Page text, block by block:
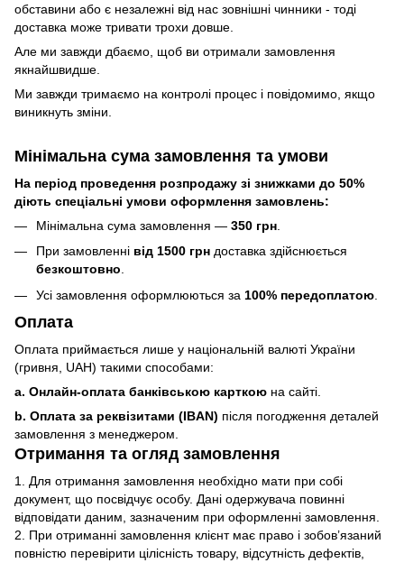
обставини або є незалежні від нас зовнішні чинники - тоді
доставка може тривати трохи довше.
Але ми завжди дбаємо, щоб ви отримали замовлення
якнайшвидше.
Ми завжди тримаємо на контролі процес і повідомимо, якщо
виникнуть зміни.
Мінімальна сума замовлення та умови
На період проведення розпродажу зі знижками до 50%
діють спеціальні умови оформлення замовлень:
Мінімальна сума замовлення — 350 грн
При замовленні від 1500 грн доставка здійснюється
безкоштовно.
Усі замовлення оформлюються за 100% передоплатою
Оплата
Оплата приймається лише у національній валюті України
(гривня, UAH) такими способами:
a. Онлайн-оплата банківською карткою на сайті.
b. Оплата за реквізитами (IBAN) після погодження деталей
замовлення з менеджером.
Отримання та огляд замовлення
1. Для отримання замовлення необхідно мати при собі
документ, що посвідчує особу. Дані одержувача повинні
відповідати даним, зазначеним при оформленні замовлення.
2. При отриманні замовлення клієнт має право і зобов’язаний
повністю перевірити цілісність товару, відсутність дефектів,